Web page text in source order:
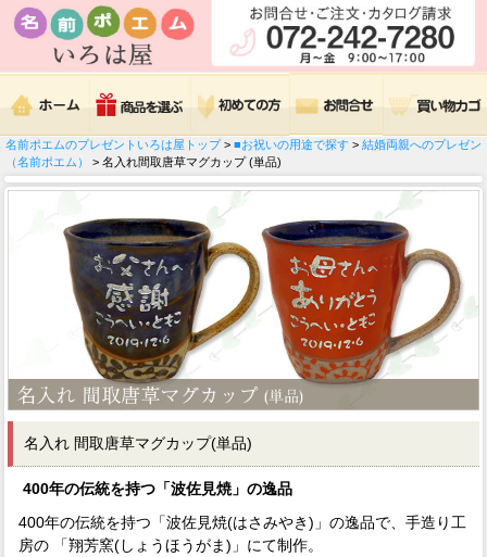
名前ポエムのプレゼントいろは屋トップ> ■お祝いの用途で探す > 結婚両親へのプレゼン
（名前ポエム）
> 名入れ間取唐草マグカップ (単品)
名入れ 間取唐草マグカップ(単品)
400年の伝統を持つ「波佐見焼」の逸品
400年の伝統を持つ「波佐見焼(はさみやき)」の逸品で、手造り工
房の 「翔芳窯(しょうほうがま)」にて制作。